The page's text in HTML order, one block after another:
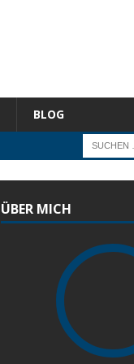
BLOG
ÜBER MICH